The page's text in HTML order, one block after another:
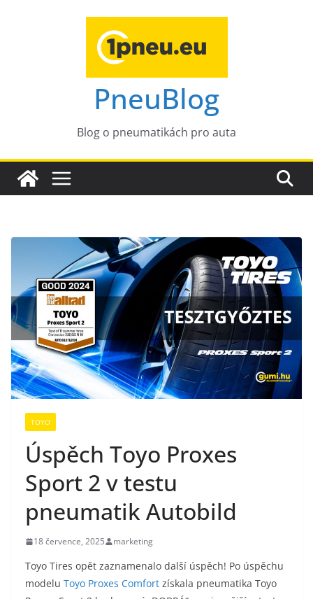
PneuBlog
Blog o pneumatikách pro auta
TOYO
Úspěch Toyo Proxes
Sport 2 v testu
pneumatik Autobild
18 července, 2025 marketing
Toyo Tires opět zaznamenalo další úspěch! Po úspěchu
modelu Toyo Proxes Comfort získala pneumatika Toyo